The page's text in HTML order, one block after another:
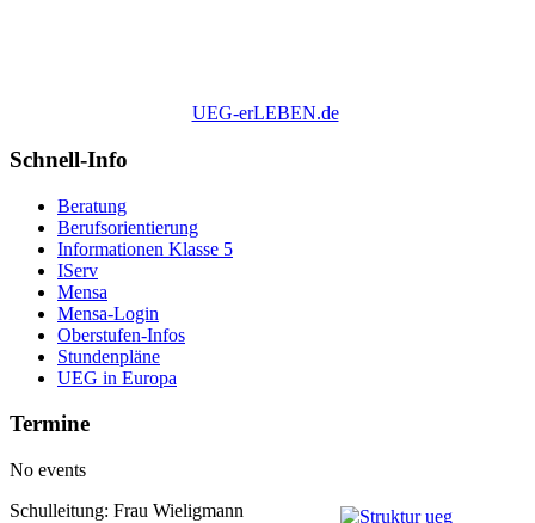
UEG-erLEBEN.de
Schnell-Info
Beratung
Berufsorientierung
Informationen Klasse 5
IServ
Mensa
Mensa-Login
Oberstufen-Infos
Stundenpläne
UEG in Europa
Termine
No events
Schulleitung: Frau Wieligmann